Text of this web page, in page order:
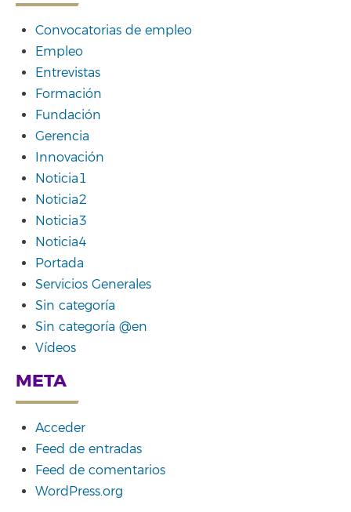
Convocatorias de empleo
Empleo
Entrevistas
Formación
Fundación
Gerencia
Innovación
Noticia1
Noticia2
Noticia3
Noticia4
Portada
Servicios Generales
Sin categoría
Sin categoría @en
Vídeos
META
Acceder
Feed de entradas
Feed de comentarios
WordPress.org